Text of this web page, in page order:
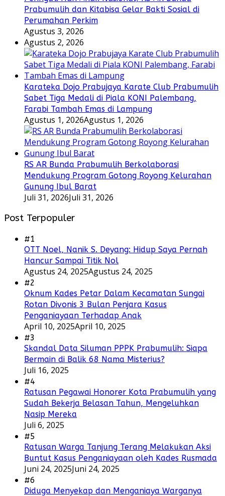
Prabumulih dan Kitabisa Gelar Bakti Sosial di
Perumahan Perkim
Agustus 3, 2026
Agustus 2, 2026
Karateka Dojo Prabujaya Karate Club Prabumulih
Sabet Tiga Medali di Piala KONI Palembang,
Farabi Tambah Emas di Lampung
Agustus 1, 2026Agustus 1, 2026
RS AR Bunda Prabumulih Berkolaborasi
Mendukung Program Gotong Royong Kelurahan
Gunung Ibul Barat
Juli 31, 2026Juli 31, 2026
Post Terpopuler
#1
OTT Noel, Nanik S. Deyang: Hidup Saya Pernah
Hancur Sampai Titik Nol
Agustus 24, 2025Agustus 24, 2025
#2
Oknum Kades Petar Dalam Kecamatan Sungai
Rotan Divonis 3 Bulan Penjara Kasus
Penganiayaan Terhadap Anak
April 10, 2025April 10, 2025
#3
Skandal Data Siluman PPPK Prabumulih: Siapa
Bermain di Balik 68 Nama Misterius?
Juli 16, 2025
#4
Ratusan Pegawai Honorer Kota Prabumulih yang
Sudah Bekerja Belasan Tahun, Mengeluhkan
Nasip Mereka
Juli 6, 2025
#5
Ratusan Warga Tanjung Terang Melakukan Aksi
Buntut Kasus Penganiayaan oleh Kades Rusmada
Juni 24, 2025Juni 24, 2025
#6
Diduga Menyekap dan Menganiaya Warganya